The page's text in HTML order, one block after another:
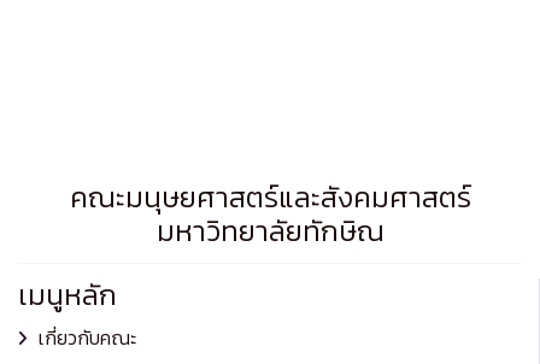
คณะมนุษยศาสตร์และสังคมศาสตร์
มหาวิทยาลัยทักษิณ
เมนูหลัก
เกี่ยวกับคณะ